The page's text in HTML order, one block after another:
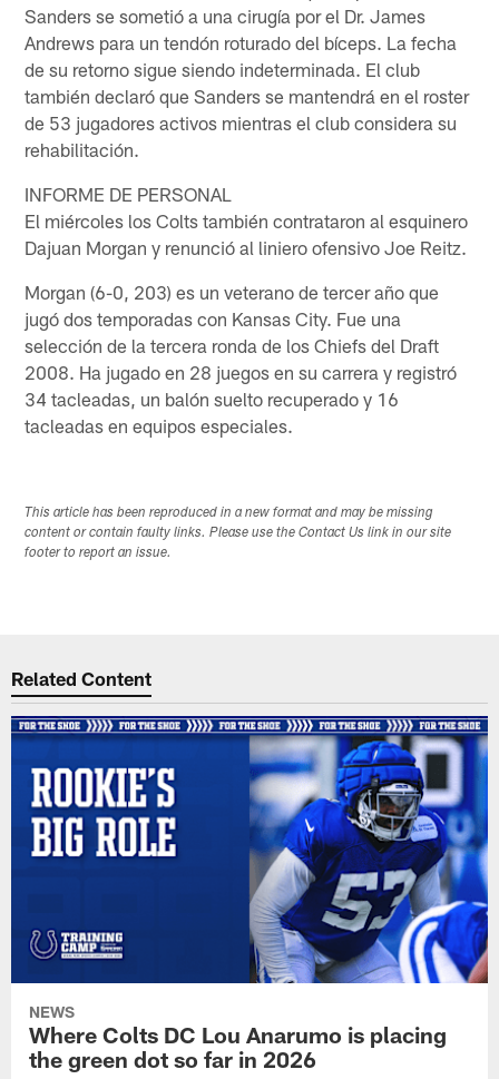
Sanders se sometió a una cirugía por el Dr. James
Andrews para un tendón roturado del bíceps. La fecha
de su retorno sigue siendo indeterminada. El club
también declaró que Sanders se mantendrá en el roster
de 53 jugadores activos mientras el club considera su
rehabilitación.
INFORME DE PERSONAL
El miércoles los Colts también contrataron al esquinero
Dajuan Morgan y renunció al liniero ofensivo Joe Reitz.
Morgan (6-0, 203) es un veterano de tercer año que
jugó dos temporadas con Kansas City. Fue una
selección de la tercera ronda de los Chiefs del Draft
2008. Ha jugado en 28 juegos en su carrera y registró
34 tacleadas, un balón suelto recuperado y 16
tacleadas en equipos especiales.
This article has been reproduced in a new format and may be missing
content or contain faulty links. Please use the Contact Us link in our site
footer to report an issue.
Related Content
NEWS
Where Colts DC Lou Anarumo is placing
the green dot so far in 2026